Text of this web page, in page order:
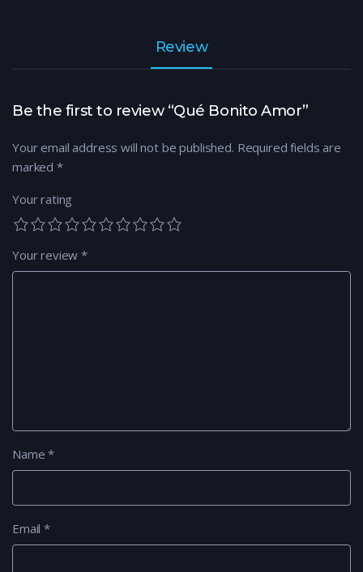
Review
Be the first to review “Qué Bonito Amor”
Your email address will not be published. Required fields are
marked *
Your rating
Your review*
Name*
Email*